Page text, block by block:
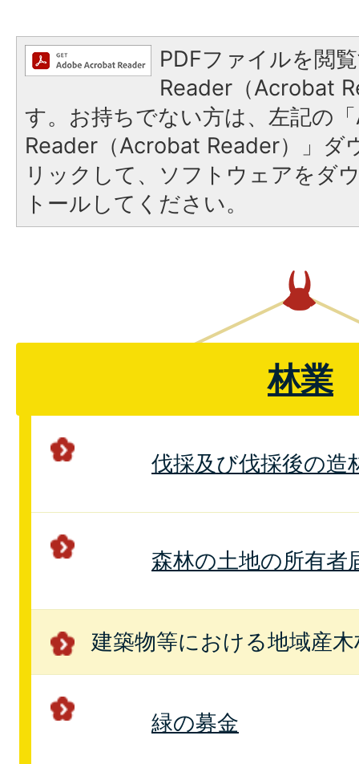
PDFファイルを閲
Reader（Acrobat
す。お持ちでない方は、左記の
Reader（Acrobat Reader）」ダ
リックして、ソフトウェアをダ
トールしてください。
林業
伐採及び伐採後の造
森林の土地の所有者
建築物等における地域産
緑の募金